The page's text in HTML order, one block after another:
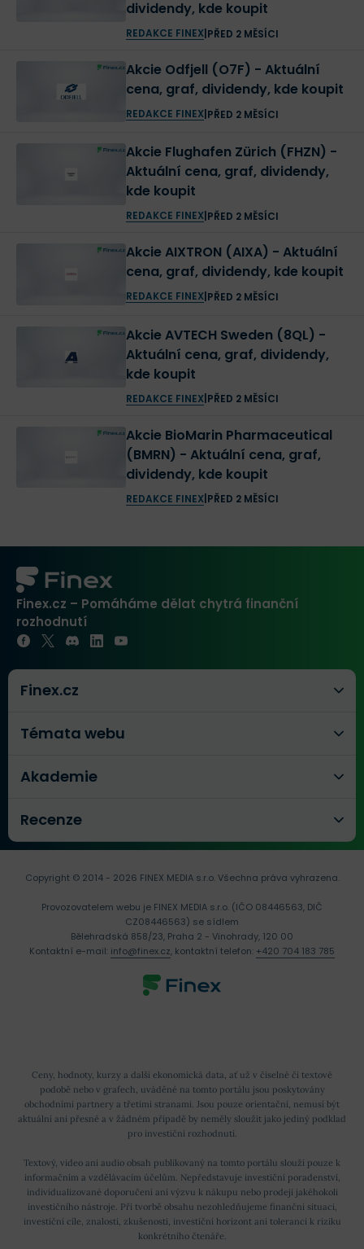
dividendy, kde koupit
REDAKCE FINEX| PŘED 2 MĚSÍCI
Akcie Odfjell (O7F) - Aktuální
cena, graf, dividendy, kde koupit
REDAKCE FINEX| PŘED 2 MĚSÍCI
Akcie Flughafen Zürich (FHZN) -
Aktuální cena, graf, dividendy,
kde koupit
REDAKCE FINEX| PŘED 2 MĚSÍCI
Akcie AIXTRON (AIXA) - Aktuální
cena, graf, dividendy, kde koupit
REDAKCE FINEX| PŘED 2 MĚSÍCI
Akcie AVTECH Sweden (8QL) -
Aktuální cena, graf, dividendy,
kde koupit
REDAKCE FINEX| PŘED 2 MĚSÍCI
Akcie BioMarin Pharmaceutical
(BMRN) - Aktuální cena, graf,
dividendy, kde koupit
REDAKCE FINEX| PŘED 2 MĚSÍCI
Finex.cz – Pomáháme dělat chytrá finanční
rozhodnutí
Finex.cz
Témata webu
Akademie
Recenze
Ceny, hodnoty, kurzy a další ekonomická data, ať už v číselné či textové
podobě nebo v grafech, uváděné na tomto portálu jsou poskytovány
obchodními partnery a třetími stranami. Jsou pouze orientační, nemusí být
aktuální ani přesné a v žádném případě by neměly sloužit jako jediný podklad
pro investiční rozhodnutí.
Textový, video ani audio obsah publikovaný na tomto portálu slouží pouze k
informačním a vzdělávacím účelům. Nepředstavuje investiční poradenství,
individualizované doporučení ani výzvu k nákupu nebo prodeji jakéhokoli
investičního nástroje. Při tvorbě obsahu nezohledňujeme finanční situaci,
investiční cíle, znalosti, zkušenosti, investiční horizont ani toleranci k riziku
konkrétního čtenáře.
Copyright © 2014 - 2026 FINEX MEDIA s.r.o.Všechna práva vyhrazena.
Provozovatelem webu je FINEX MEDIA s.r.o. (IČO 08446563, DIČ
CZ08446563) se sídlem
Bělehradská 858/23, Praha 2 - Vinohrady, 120 00
Kontaktní e-mail: info@finex.cz, kontaktní telefon: +420 704 183 785